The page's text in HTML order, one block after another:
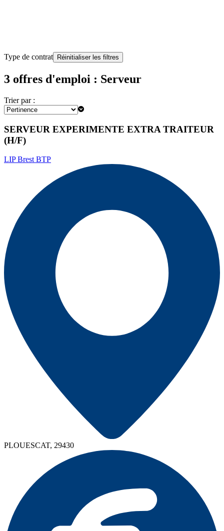
Type de contrat Réinitialiser les filtres
3 offres d'emploi : Serveur
Trier par :
SERVEUR EXPERIMENTE EXTRA TRAITEUR
(H/F)
LIP Brest BTP
PLOUESCAT, 29430